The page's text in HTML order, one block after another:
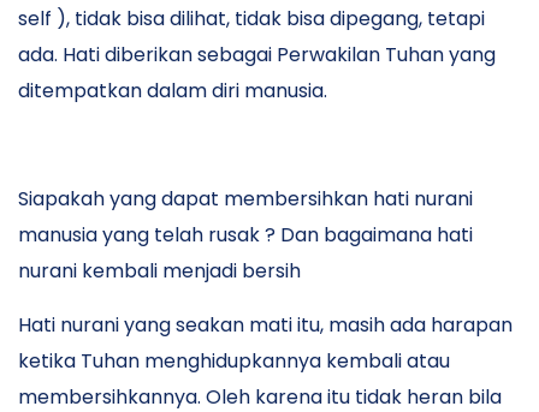
self ), tidak bisa dilihat, tidak bisa dipegang, tetapi
ada. Hati diberikan sebagai Perwakilan Tuhan yang
ditempatkan dalam diri manusia.
Siapakah yang dapat membersihkan hati nurani
manusia yang telah rusak ? Dan bagaimana hati
nurani kembali menjadi bersih
Hati nurani yang seakan mati itu, masih ada harapan
ketika Tuhan menghidupkannya kembali atau
membersihkannya. Oleh karena itu tidak heran bila